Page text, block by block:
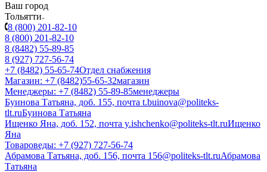
Ваш город
Тольятти
8 (800) 201-82-10
8 (800) 201-82-10
8 (8482) 55-89-85
8 (927) 727-56-74
+7 (8482) 55-65-74Отдел снабжения
Магазин: +7 (8482)55-65-32магазин
Менеджеры: +7 (8482) 55-89-85менеджеры
Буинова Татьяна, доб. 155, почта t.buinova@politeks-
tlt.ruБуинова Татьяна
Ищенко Яна, доб. 152, почта y.ishchenko@politeks-tlt.ruИщенко
Яна
Товароведы: +7 (927) 727-56-74
Абрамова Татьяна, доб. 156, почта 156@politeks-tlt.ruАбрамова
Татьяна